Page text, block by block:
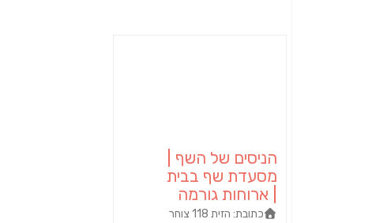
הניסים של השף |
מסעדת שף בבית
| ארוחות גורמה
כתובת: הזית 118 צוחר